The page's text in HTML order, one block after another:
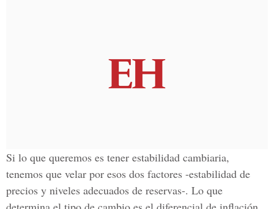
Si lo que queremos es tener estabilidad cambiaria,
tenemos que velar por esos dos factores -estabilidad de
precios y niveles adecuados de reservas-. Lo que